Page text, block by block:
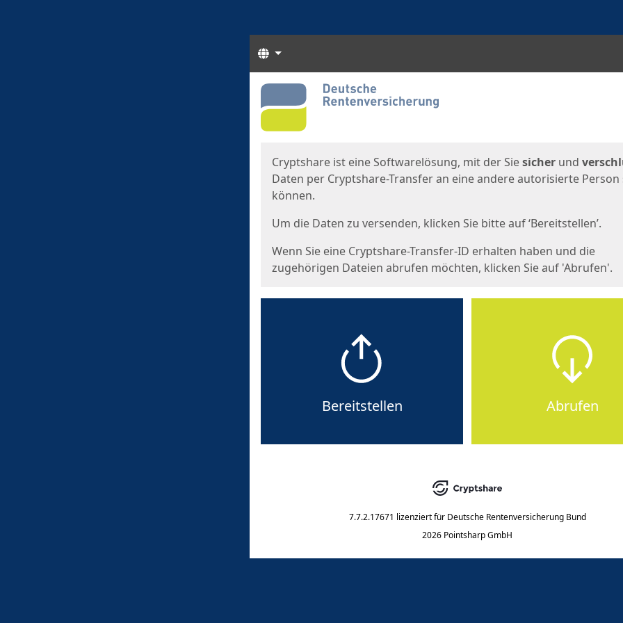
Sprachen
Start
Cryptshare ist eine Softwarelösung, mit der Siesicher und
Daten per Cryptshare-Transfer an eine andere autorisierte Person
können.
Um die Daten zu versenden, klicken Sie bitte auf ‘Bereitstellen’.
Wenn Sie eine Cryptshare-Transfer-ID erhalten haben und die
zugehörigen Dateien abrufen möchten, klicken Sie auf 'Abrufen'.
Bereitstellen Abrufen
7.7.2.17671 lizenziert für Deutsche Rentenversicherung Bund
2026 Pointsharp GmbH